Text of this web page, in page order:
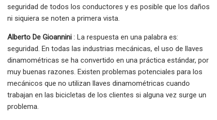
seguridad de todos los conductores y es posible que los daños
ni siquiera se noten a primera vista.
Alberto De Gioannini : La respuesta en una palabra es:
seguridad. En todas las industrias mecánicas, el uso de llaves
dinamométricas se ha convertido en una práctica estándar, por
muy buenas razones. Existen problemas potenciales para los
mecánicos que no utilizan llaves dinamométricas cuando
trabajan en las bicicletas de los clientes si alguna vez surge un
problema.